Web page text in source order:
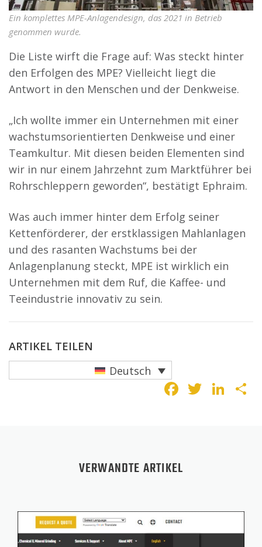
Ein komplettes MPE-Anlagendesign, das 2021 in Betrieb
genommen wurde.
Die Liste wirft die Frage auf: Was steckt hinter
den Erfolgen des MPE? Vielleicht liegt die
Antwort in den Menschen und der Denkweise.
„Ich wollte immer ein Unternehmen mit einer
wachstumsorientierten Denkweise und einer
Teamkultur. Mit diesen beiden Elementen sind
wir in nur einem Jahrzehnt zum Marktführer bei
Rohrschleppern geworden“, bestätigt Ephraim.
Was auch immer hinter dem Erfolg seiner
Kettenförderer, der erstklassigen Mahlanlagen
und des rasanten Wachstums bei der
Anlagenplanung steckt, MPE ist wirklich ein
Unternehmen mit dem Ruf, die Kaffee- und
Teeindustrie innovativ zu sein.
ARTIKEL TEILEN
Deutsch
VERWANDTE ARTIKEL